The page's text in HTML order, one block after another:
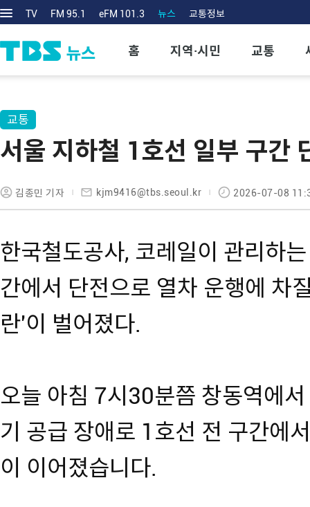
TV FM 95.1 eFM 101.3 뉴스 교통정보
홈 지역·시민 교통
교통
서울 지하철 1호선 일부 구간
김종민 기자 kjm9416@tbs.seoul.kr 2026-07-08
한국철도공사, 코레일이 관리하
간에서 단전으로 열차 운행에 차
란'이 벌어졌다.
오늘 아침 7시30분쯤 창동역에
기 공급 장애로 1호선 전 구간에
이 이어졌습니다.